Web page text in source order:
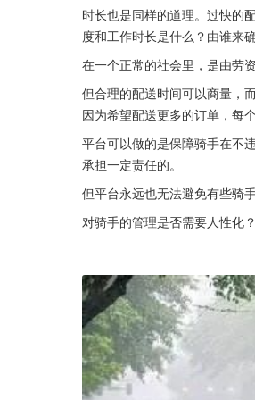
时长也是同样的道理。过快的
度和工作时长是什么？由谁来
在一个正常的社会里，是由劳
但合理的配送时间可以商量，
因为希望配送更多的订单，每
平台可以做的是保障骑手在不
承担一定责任的。
但平台永远也无法避免有些骑
对骑手的管理是否需要人性化？